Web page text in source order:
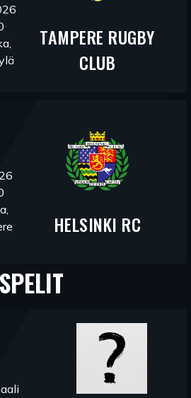
TAMPERE RUGBY
CLUB
HELSINKI RC